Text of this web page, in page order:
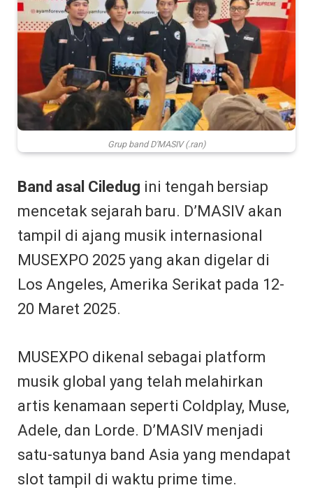
Grup band D'MASIV (.ran)
Band asal Ciledug ini tengah bersiap
mencetak sejarah baru. D’MASIV akan
tampil di ajang musik internasional
MUSEXPO 2025 yang akan digelar di
Los Angeles, Amerika Serikat pada 12-
20 Maret 2025.
MUSEXPO dikenal sebagai platform
musik global yang telah melahirkan
artis kenamaan seperti Coldplay, Muse,
Adele, dan Lorde. D’MASIV menjadi
satu-satunya band Asia yang mendapat
slot tampil di waktu prime time.